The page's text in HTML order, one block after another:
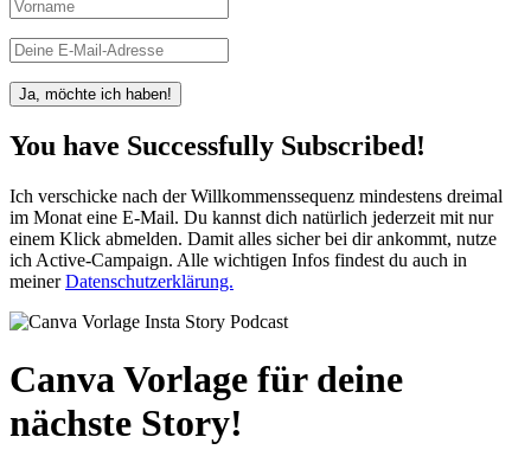
Ja, möchte ich haben!
You have Successfully Subscribed!
Ich verschicke nach der Willkommenssequenz mindestens dreimal
im Monat eine E-Mail. Du kannst dich natürlich jederzeit mit nur
einem Klick abmelden. Damit alles sicher bei dir ankommt, nutze
ich Active-Campaign. Alle wichtigen Infos findest du auch in
meinerDatenschutzerklärung.
Canva Vorlage für deine
nächste Story!